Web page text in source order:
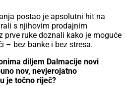
postao je apsolutni hit na
s njihovim prodajnim
ruke doznali kako je moguće
– bez banke i bez stresa.
diljem Dalmacije novi
nov, nevjerojatno
je točno riječ?